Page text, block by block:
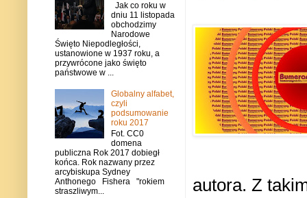
autora. Z
Jak co roku w
dniu 11 listopada
obchodzimy
Narodowe
Święto Niepodległości,
ustanowione w 1937 roku, a
przywrócone jako święto
państwowe w ...
Globalny alfabet,
czyli
podsumowanie
roku 2017
Fot. CC0
domena
publiczna Rok 2017 dobiegł
końca. Rok nazwany przez
arcybiskupa Sydney
Anthonego Fishera "rokiem
straszliwym...